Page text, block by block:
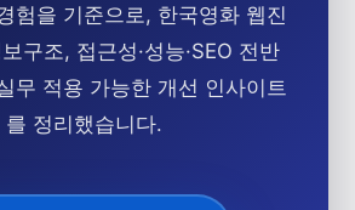
험을 기준으로, 한국영화 웹진
구조, 접근성·성능·SEO 전반
무 적용 가능한 개선 인사이트
를 정리했습니다.